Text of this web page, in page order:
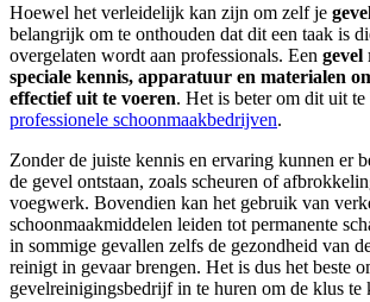
Hoewel het verleidelijk kan zijn om zelf je
belangrijk om te onthouden dat dit een taak is
overgelaten wordt aan professionals. Een gevel
speciale kennis, apparatuur en materialen
effectief uit te voeren. Het is beter om dit uit te
professionele schoonmaakbedrijven.
Zonder de juiste kennis en ervaring kunnen er
de gevel ontstaan, zoals scheuren of
voegwerk. Bovendien kan het gebruik van
schoonmaakmiddelen leiden tot permanente
in sommige gevallen zelfs de gezondheid van
reinigt in gevaar brengen. Het is dus het beste
gevelreinigingsbedrijf in te huren om de klus te